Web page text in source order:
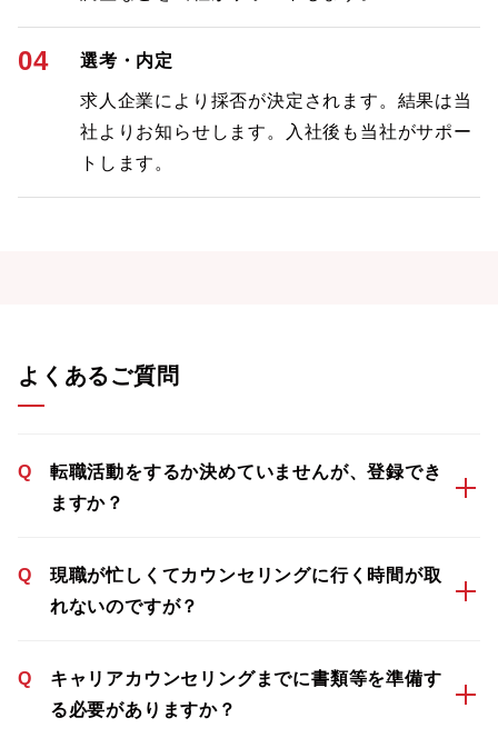
04 選考・内定
求人企業により採否が決定されます。結果は当
社よりお知らせします。入社後も当社がサポー
トします。
よくあるご質問
Q
転職活動をするか決めていませんが、登録でき
ますか？
Q
現職が忙しくてカウンセリングに行く時間が取
れないのですが？
Q
キャリアカウンセリングまでに書類等を準備す
る必要がありますか？